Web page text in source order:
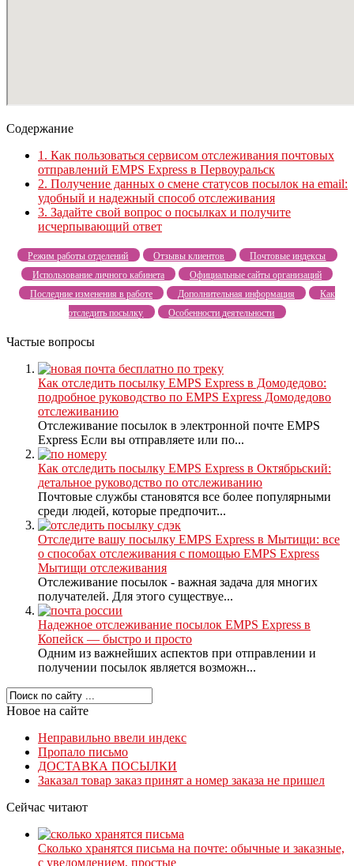
Содержание
1. Как пользоваться сервисом отслеживания почтовых
отправлений EMPS Express в Первоуральск
2. Получение данных о смене статусов посылок на email:
удобный и надежный способ отслеживания
3. Задайте свой вопрос о посылках и получите
исчерпывающий ответ
Режим работы отделений Отзывы клиентов
Почтовые индексы
Использование личного кабинета
Официальные сайты организаций
Последние изменения в работе
Дополнительная информация
Как
отследить посылку
Особенности деятельности
Частые вопросы
Как отследить посылку EMPS Express в Домодедово:
подробное руководство по EMPS Express Домодедово
отслеживанию
Отслеживание посылок в электронной почте EMPS
Express Если вы отправляете или по...
Как отследить посылку EMPS Express в Октябрьский:
детальное руководство по отслеживанию
Почтовые службы становятся все более популярными
среди людей, которые предпочит...
Отследите вашу посылку EMPS Express в Мытищи: все
о способах отслеживания с помощью EMPS Express
Мытищи отслеживания
Отслеживание посылок - важная задача для многих
получателей. Для этого существуе...
Надежное отслеживание посылок EMPS Express в
Копейск — быстро и просто
Одним из важнейших аспектов при отправлении и
получении посылок является возможн...
Новое на сайте
Неправильно ввели индекс
Пропало письмо
ДОСТАВКА ПОСЫЛКИ
Заказал товар заказ принят а номер заказа не пришел
Сейчас читают
Сколько хранятся письма на почте: обычные и заказные,
с уведомлением, простые